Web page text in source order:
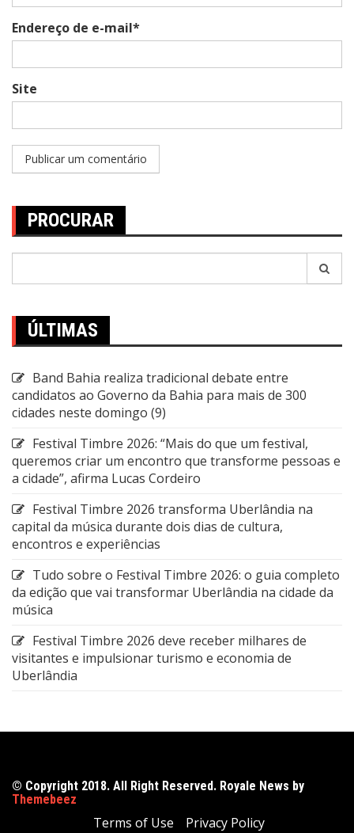
Endereço de e-mail*
Site
PROCURAR
ÚLTIMAS
Band Bahia realiza tradicional debate entre
candidatos ao Governo da Bahia para mais de 300
cidades neste domingo (9)
Festival Timbre 2026: “Mais do que um festival,
queremos criar um encontro que transforme pessoas e
a cidade”, afirma Lucas Cordeiro
Festival Timbre 2026 transforma Uberlândia na
capital da música durante dois dias de cultura,
encontros e experiências
Tudo sobre o Festival Timbre 2026: o guia completo
da edição que vai transformar Uberlândia na cidade da
música
Festival Timbre 2026 deve receber milhares de
visitantes e impulsionar turismo e economia de
Uberlândia
© Copyright 2018. All Right Reserved. Royale News by
Themebeez
Terms of Use
Privacy Policy